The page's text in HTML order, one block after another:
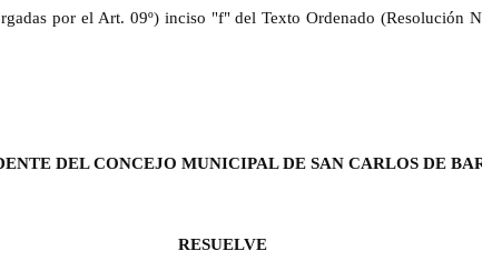
por el Art. 09º) inciso "f" del Texto Ordenado (Resolución
DEL CONCEJO MUNICIPAL DE SAN CARLOS DE
RESUELVE